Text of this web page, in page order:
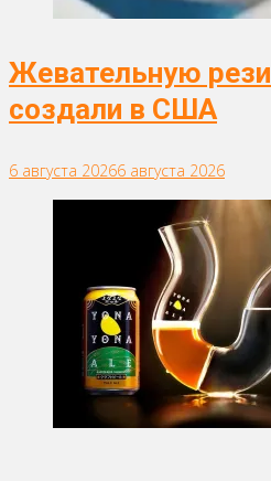
Жевательную
создали в США
6 августа 20266 августа 2026